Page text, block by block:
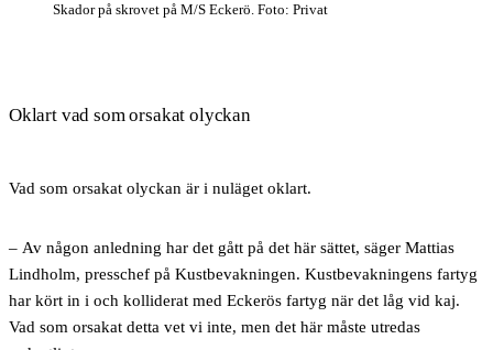
Skador på skrovet på M/S Eckerö. Foto: Privat
Oklart vad som orsakat olyckan
Vad som orsakat olyckan är i nuläget oklart.
– Av någon anledning har det gått på det här sättet, säger Mattias
Lindholm, presschef på Kustbevakningen. Kustbevakningens fartyg
har kört in i och kolliderat med Eckerös fartyg när det låg vid kaj.
Vad som orsakat detta vet vi inte, men det här måste utredas